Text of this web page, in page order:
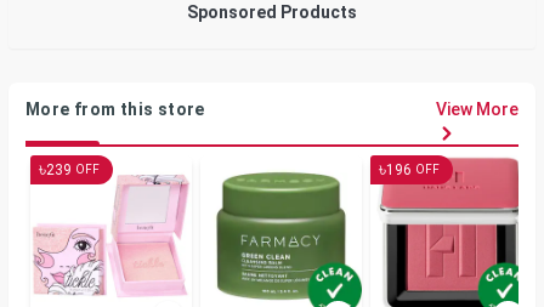
Sponsored Products
More from this store View More
৳239 OFF ৳196 OFF